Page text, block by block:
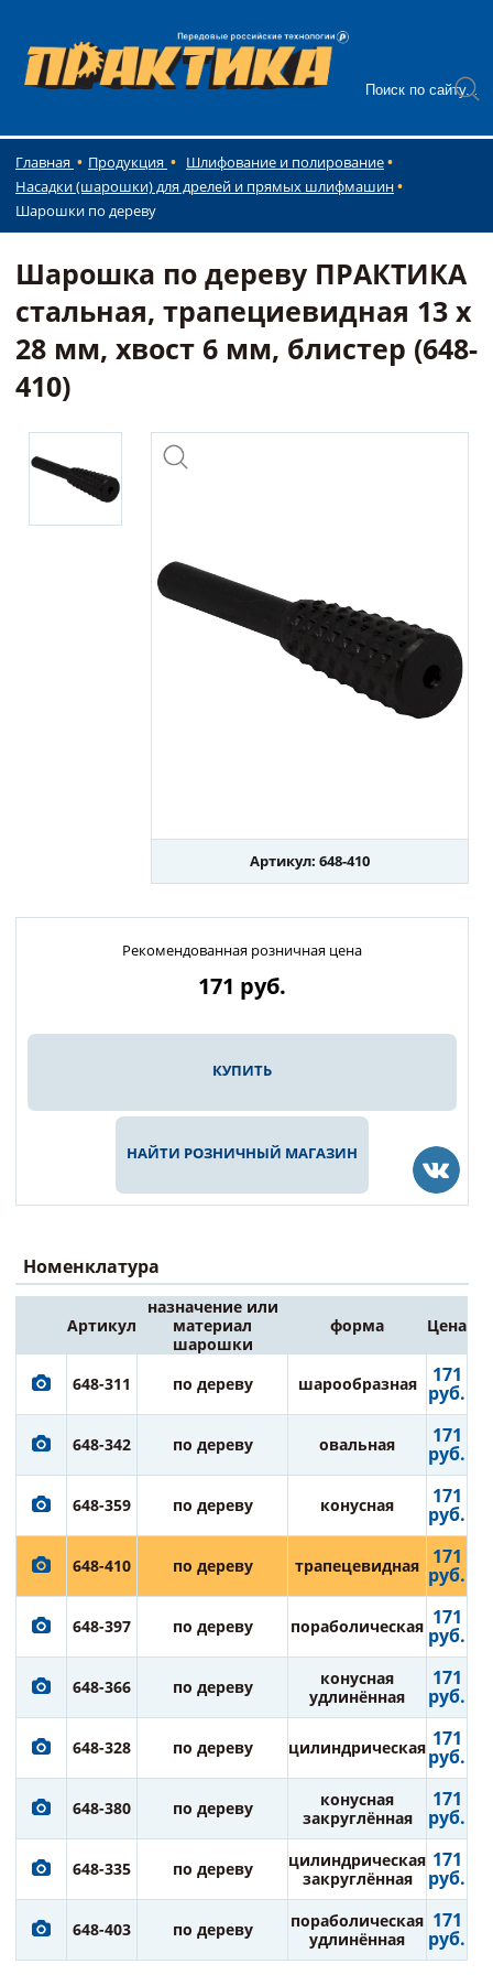
Главная Продукция
Шлифование и полирование
Насадки (шарошки) для дрелей и прямых шлифмашин
Шарошки по дереву
Шарошка по дереву ПРАКТИКА
стальная, трапециевидная 13 х
28 мм, хвост 6 мм, блистер (648-
410)
Артикул: 648-410
Рекомендованная розничная цена
171 руб.
КУПИТЬ
НАЙТИ РОЗНИЧНЫЙ МАГАЗИН
Номенклатура
Артикул
назначение или
материал
шарошки
форма Цена
648-311 по дереву шарообразная 171
руб.
648-342 по дереву овальная 171
руб.
648-359 по дереву конусная 171
руб.
648-410 по дереву трапецевидная 171
руб.
648-397 по дереву пораболическая 171
руб.
648-366 по дереву
конусная
удлинённая
171
руб.
648-328 по дереву цилиндрическая 171
руб.
648-380 по дереву
конусная
закруглённая
171
руб.
648-335 по дереву
цилиндрическая
закруглённая
171
руб.
648-403 по дереву
пораболическая
удлинённая
171
руб.